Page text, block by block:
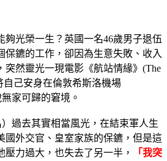
夠光榮一生？英國一名46歲男子退伍
保鑣的工作，卻因為生意失敗、收入
突然靈光一現電影《航站情緣》(The
自己安身在倫敦希斯洛機場
家可歸的窘境。
）過去其實相當風光，在結束軍人生
國外交官、皇室家族的保鑣，但是這
力過大，也失去了另一半，
「我突